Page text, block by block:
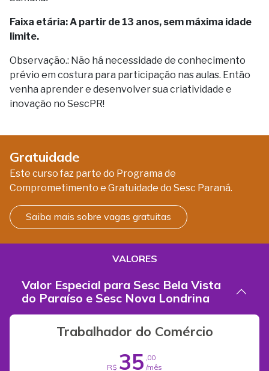
Faixa etária: A partir de 13 anos, sem máxima idade
limite.
Observação.: Não há necessidade de conhecimento
prévio em costura para participação nas aulas. Então
venha aprender e desenvolver sua criatividade e
inovação no SescPR!
Gratuidade
Este curso faz parte do Programa de
Comprometimento e Gratuidade do Sesc Paraná.
Saiba mais sobre vagas gratuitas
VALORES
Valor Especial para Sesc Bela Vista
do Paraíso e Sesc Nova Londrina
Trabalhador do Comércio
R$ 35 ,00
/mês